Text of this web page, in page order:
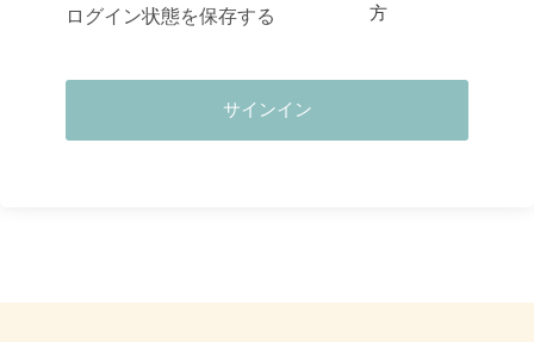
ログイン状態を保存する
方
サインイン